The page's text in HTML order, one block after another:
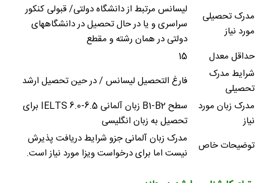
لیسانس مرتبط از دانشگاه دولتی/ قبولی کنکور
سراسری و یا در حال تحصیل در دانشگاههای
دولتی در همان رشته و مقطع
مدرک تحصیلی
مورد نیاز
15
حداقل معدل
فارغ التحصیل لیسانس / در حین تحصیل ارشد
شرایط مدرک
تحصیلی
سطح B1-B2 زبان آلمانی IELTS 6.0-6.5 برای
تحصیل به زبان انگلیسی
مدرک زبان مورد
نیاز
مدرک زبان آلمانی جزو شرایط دریافت پذیرش
نیست اما برای درخواست ویزا مورد نیاز است.
توضیحات خاص